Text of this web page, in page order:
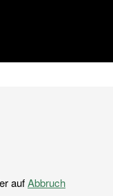
aufAbbruch